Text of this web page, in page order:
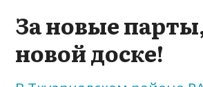
За новые
новой доске!